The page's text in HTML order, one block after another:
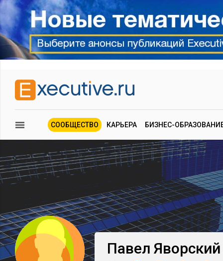
СООБЩЕСТВО КАРЬЕРА БИЗНЕС-
Павел Яворский